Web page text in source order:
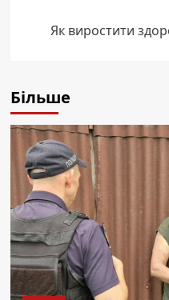
Як виростити
Більше